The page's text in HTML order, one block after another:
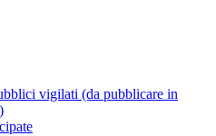
vigilati (da pubblicare in